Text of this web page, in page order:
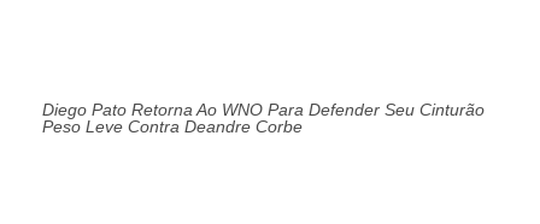
Diego Pato Retorna Ao WNO Para Defender Seu Cinturão
Peso Leve Contra Deandre Corbe